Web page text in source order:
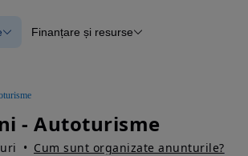
verificate
Finanțare și resurse
- Autoturisme
Cum sunt organizate anunturile?